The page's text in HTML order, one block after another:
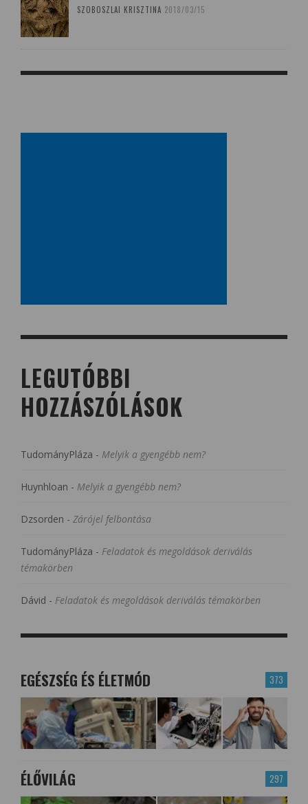
SZOBOSZLAI KRISZTINA 2018/03/15
LEGUTÓBBI
HOZZÁSZÓLÁSOK
TudományPláza - Melyik a gyengébb nem?
Huynhloan - Melyik a gyengébb nem?
Dzsorden - Zárójel felbontása
TudományPláza - Feladatok és megoldások deriválás
témakörben
Dávid - Feladatok és megoldások deriválás témakörben
373
EGÉSZSÉG ÉS ÉLETMÓD
297
ÉLŐVILÁG